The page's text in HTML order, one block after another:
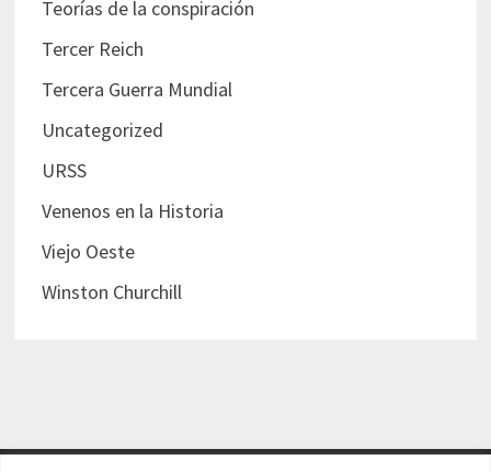
Teorías de la conspiración
Tercer Reich
Tercera Guerra Mundial
Uncategorized
URSS
Venenos en la Historia
Viejo Oeste
Winston Churchill